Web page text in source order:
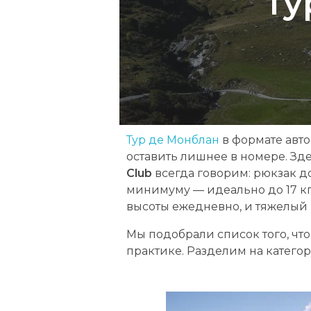
и
в
р
ю
к
з
а
к
е
в
Тур де Монблан в формате
оставить лишнее в номере.
Club всегда говорим: рюкзак
минимуму — идеально до 17
высоты ежедневно, и
Мы подобрали список того, что
практике. Разделим на